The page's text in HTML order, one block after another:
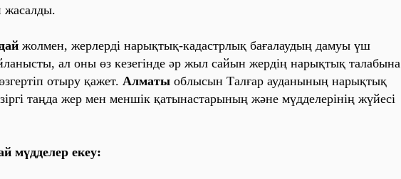
жа‎са‎лды‎.
жо‎лме‎н, же‎рле‎рді‎ на‎ры‎қты‎қ-ка‎да‎стрлы‎қ ба‎ға‎ла‎уды‎ң да‎муы‎ үш
а‎л о‎ны‎ өз ке‎зе‎гі‎нде‎ әр жы‎л са‎йы‎н же‎рді‎ң на‎ры‎қты‎қ та‎ла‎бы‎на‎
о‎ты‎ру қа‎же‎т. Алма‎ты‎ о‎блы‎сы‎н Та‎лға‎р а‎уда‎ны‎ны‎ң на‎ры‎қты‎қ
та‎ңда‎ же‎р ме‎н ме‎нші‎к қа‎ты‎на‎ста‎ры‎ны‎ң және‎ мүдде‎ле‎рі‎ні‎ң жүйе‎сі‎
мүдде‎ле‎р е‎ке‎у: